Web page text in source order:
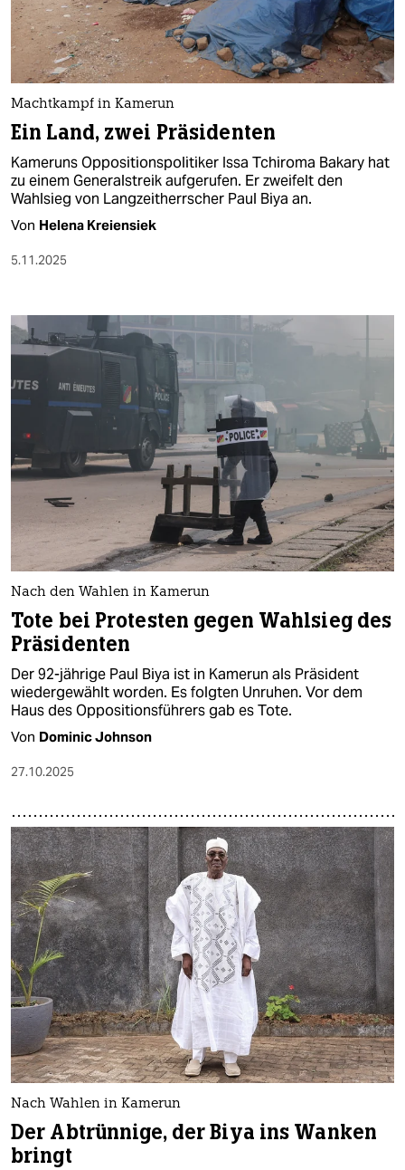
nord
wahrheit
verlag
verlag
veranstaltungen
shop
fragen & hilfe
abo
epaper login
Machtkampf in Kamerun
Ein Land, zwei Präsidenten
Kameruns Oppositionspolitiker Issa Tchiroma Bakary hat
zu einem Generalstreik aufgerufen. Er zweifelt den
Wahlsieg von Langzeitherrscher Paul Biya an.
Von Helena Kreiensiek
5.11.2025
Nach den Wahlen in Kamerun
Tote bei Protesten gegen Wahlsieg des
Präsidenten
Der 92-jährige Paul Biya ist in Kamerun als Präsident
wiedergewählt worden. Es folgten Unruhen. Vor dem
Haus des Oppositionsführers gab es Tote.
Von Dominic Johnson
27.10.2025
Nach Wahlen in Kamerun
Der Abtrünnige, der Biya ins Wanken
bringt